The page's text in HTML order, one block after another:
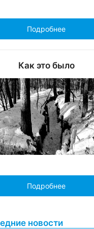
Подробнее
Как это было
Подробнее
новости